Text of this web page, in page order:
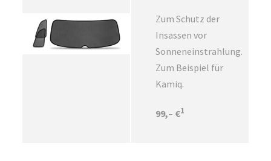
Zum Schutz der
Insassen vor
Sonneneinstrahlung.
Zum Beispiel für
Kamiq.
99,– €1